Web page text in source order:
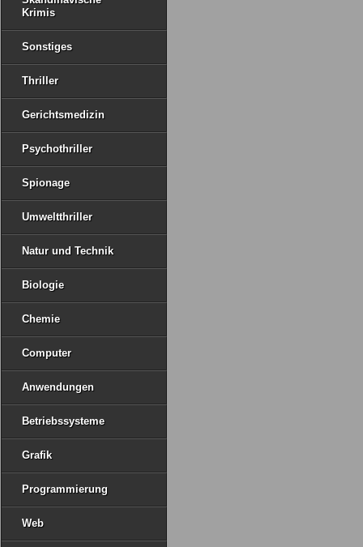
Krimis
Sonstiges
Thriller
Gerichtsmedizin
Psychothriller
Spionage
Umweltthriller
Natur und Technik
Biologie
Chemie
Computer
Anwendungen
Betriebssysteme
Grafik
Programmierung
Web